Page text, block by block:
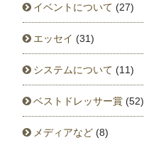
イベントについて (27)
エッセイ (31)
システムについて (11)
ベストドレッサー賞 (52)
メディアなど (8)